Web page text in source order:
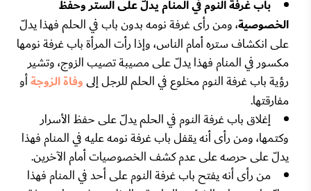
باب غرفة النوم في المنام يدلّ على الستر وحفظ
الخصوصية، ومن رأى غرفة نومه بدون باب في الحلم فهذا يدلّ
على انكشاف ستره أمام الناس، وإذا رأت المرأة باب غرفة نومها
مكسور في المنام فهذا يدلّ على مصيبة تصيب الزوج، وتشير
رؤية باب غرفة النوم مخلوع في الحلم للرجل إلىوفاة الزوجةأو
مفارقتها.
إغلاق باب غرفة النوم في الحلم يدلّ على حفظ الأسرار
وكتمها، ومن رأى أنه يقفل باب غرفة نومه عليه في المنام فهذا
يدلّ على حرصه على عدم كشف الخصوصيات أمام الآخرين.
من رأى أنه يفتح باب غرفة النوم على أحد في المنام فهذا